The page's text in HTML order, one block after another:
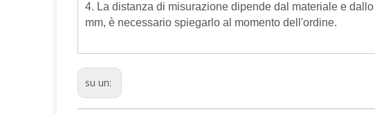
4. La distanza di misurazione dipende dal materiale e
mm, è necessario spiegarlo al momento dell'ordine.
su un: